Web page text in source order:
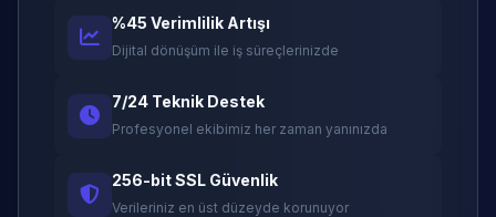
%45 Verimlilik Artışı
Dijital dönüşüm ile iş süreçlerinizde
7/24 Teknik Destek
Profesyonel ekibimiz her zaman yanınızda
256-bit SSL Güvenlik
Verileriniz en üst düzeyde korunuyor